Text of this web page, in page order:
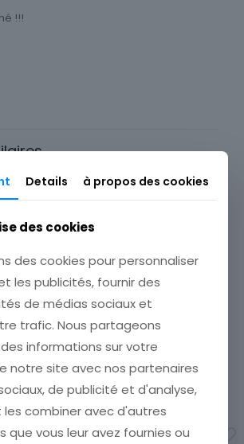
!!!
AFRIQUE
CPA CAFSA L ABREUVOIR
AFRIQUE
ÉTAT VOIR SCAN Cumulez
vos achats en visitant ma
boutique afin de réduire
vos frais de port. Emballage
Soigné !!!
12,00
Ajouter au panier
Details à propos des cookies
des cookies
des cookies pour personnaliser
les publicités, fournir des
de médias sociaux et
trafic. Nous partageons
informations sur votre
notre site avec nos partenaires
de publicité et d'analyse,
les combiner avec d'autres
que vous leur avez fournies ou